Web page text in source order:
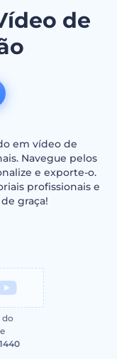
de
em vídeo de
Navegue pelos
e exporte-o.
profissionais e
graça!
do